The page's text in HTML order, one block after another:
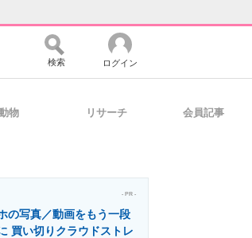
マーケ×ITの今がよく分かる
検索 ログイン
物 リサーチ 会員記事
- PR -
の写真／動画をもう一段
買い切りクラウドストレ